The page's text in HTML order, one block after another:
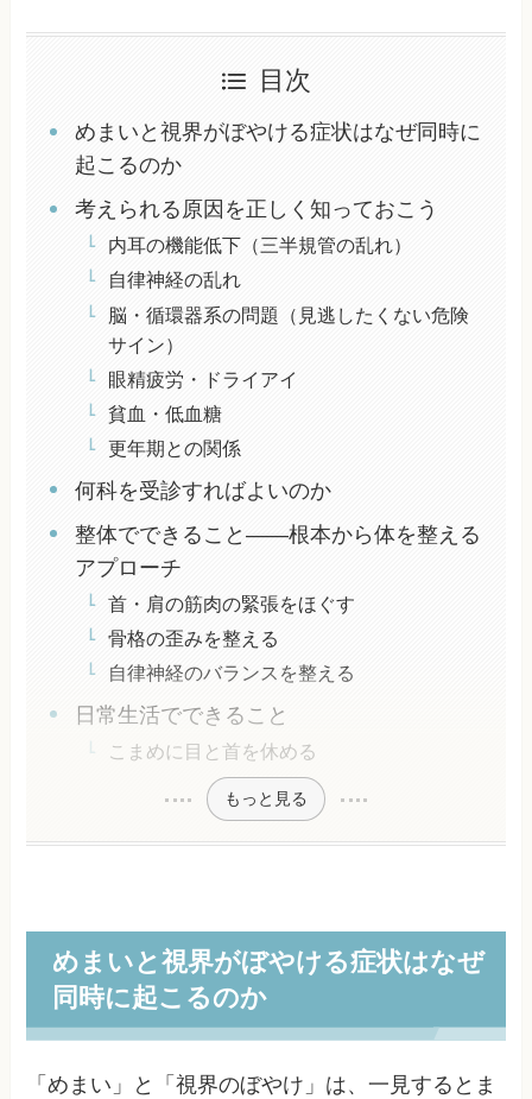
目次
めまいと視界がぼやける症状はなぜ同時に
起こるのか
考えられる原因を正しく知っておこう
内耳の機能低下（三半規管の乱れ）
自律神経の乱れ
脳・循環器系の問題（見逃したくない危険
サイン）
眼精疲労・ドライアイ
貧血・低血糖
更年期との関係
何科を受診すればよいのか
整体でできること——根本から体を整える
アプローチ
首・肩の筋肉の緊張をほぐす
骨格の歪みを整える
自律神経のバランスを整える
日常生活でできること
こまめに目と首を休める
もっと見る
めまいと視界がぼやける症状はなぜ
同時に起こるのか
「めまい」と「視界のぼやけ」は、一見するとま